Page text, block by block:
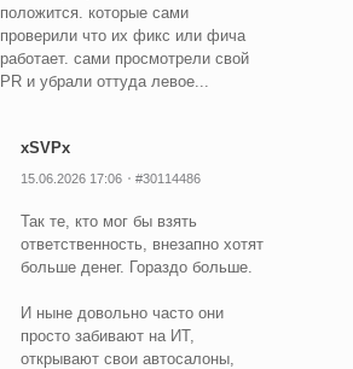
положится. которые сами
проверили что их фикс или фича
работает. сами просмотрели свой
PR и убрали оттуда левое...
xSVPx
15.06.2026 17:06 #30114486
Так те, кто мог бы взять
ответственность, внезапно хотят
больше денег. Гораздо больше.
И ныне довольно часто они
просто забивают на ИТ,
открывают свои автосалоны,